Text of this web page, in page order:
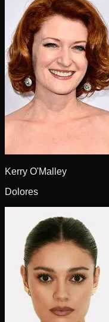
Kerry O'Malley
Dolores